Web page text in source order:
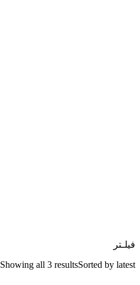
فیلـتر
Showing all 3 resultsSorted by latest